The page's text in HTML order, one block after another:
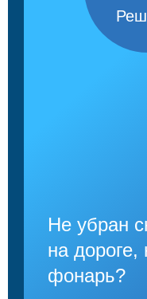
Не убран
на дороге,
фонарь?